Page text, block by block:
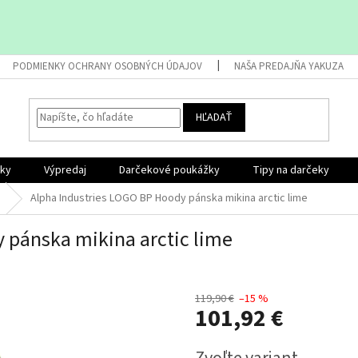
PODMIENKY OCHRANY OSOBNÝCH ÚDAJOV NAŠA PREDAJŇA YAKUZA
HĽADAŤ
Výpredaj Darčekové poukážky Tipy na darčeky
Alpha Industries LOGO BP Hoody pánska mikina arctic lime
pánska mikina arctic lime
119,90 € –15 %
101,92 €